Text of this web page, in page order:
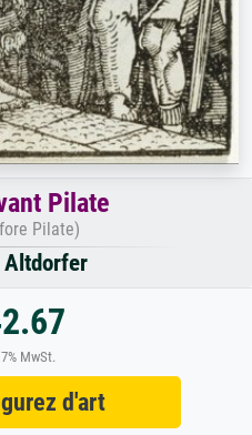
Pilate
Pilate)
MwSt.
d'art